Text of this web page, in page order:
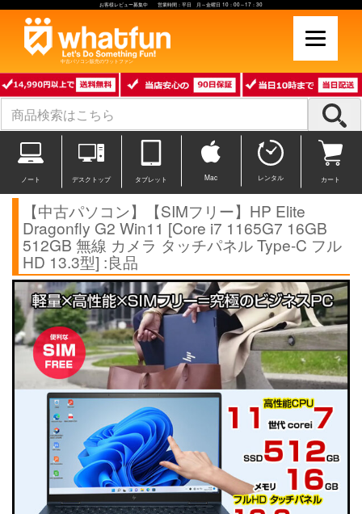
お客様レビュー募集中 営業時間：平日 月～金曜日 10：00～17：30
中古パソコン販売のワットファン
ノート デスクトップ タブレット Mac レンタル カート
【中古パソコン】【SIMフリー】HP Elite
Dragonfly G2 Win11 [Core i7 1165G7 16GB
512GB 無線 カメラ タッチパネル Type-C フル
HD 13.3型] :良品